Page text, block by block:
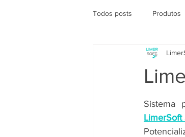
Todos posts Produtos
Gerar pedido em pdf
LimerSoft